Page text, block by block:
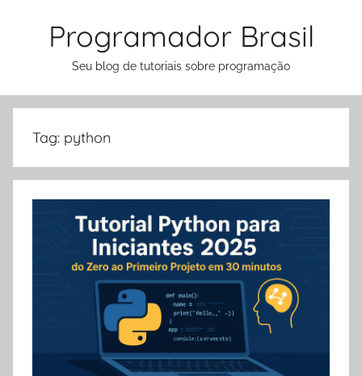
Programador Brasil
Seu blog de tutoriais sobre programação
Tag: python